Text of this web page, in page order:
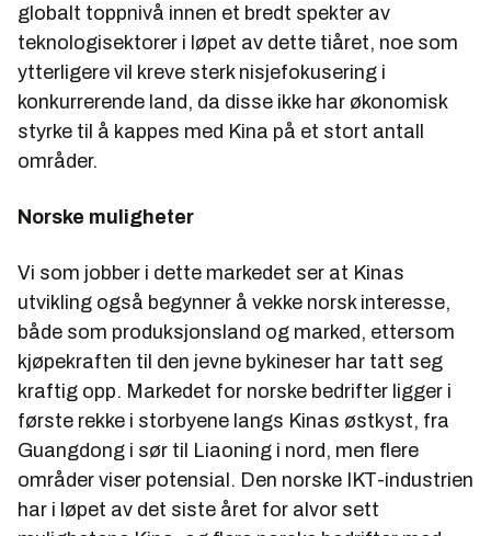
globalt toppnivå innen et bredt spekter av
teknologisektorer i løpet av dette tiåret, noe som
ytterligere vil kreve sterk nisjefokusering i
konkurrerende land, da disse ikke har økonomisk
styrke til å kappes med Kina på et stort antall
områder.
Norske muligheter
Vi som jobber i dette markedet ser at Kinas
utvikling også begynner å vekke norsk interesse,
både som produksjonsland og marked, ettersom
kjøpekraften til den jevne bykineser har tatt seg
kraftig opp. Markedet for norske bedrifter ligger i
første rekke i storbyene langs Kinas østkyst, fra
Guangdong i sør til Liaoning i nord, men flere
områder viser potensial. Den norske IKT-industrien
har i løpet av det siste året for alvor sett